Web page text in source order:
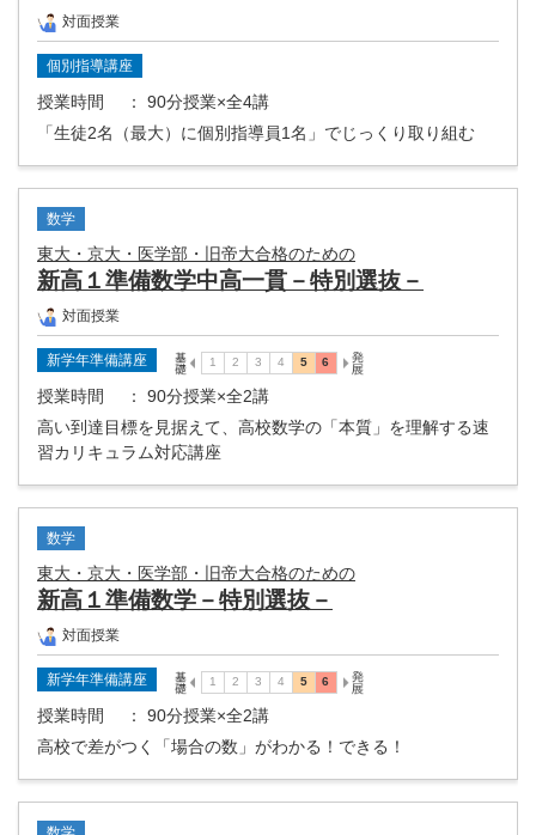
対面授業
個別指導講座
授業時間
： 90分授業×全4講
「生徒2名（最大）に個別指導員1名」でじっくり取り組む
数学
東大・京大・医学部・旧帝大合格のための
新高１準備数学中高一貫－特別選抜－
対面授業
新学年準備講座
授業時間
： 90分授業×全2講
高い到達目標を見据えて、高校数学の「本質」を理解する速
習カリキュラム対応講座
数学
東大・京大・医学部・旧帝大合格のための
新高１準備数学－特別選抜－
対面授業
新学年準備講座
授業時間
： 90分授業×全2講
高校で差がつく「場合の数」がわかる！できる！